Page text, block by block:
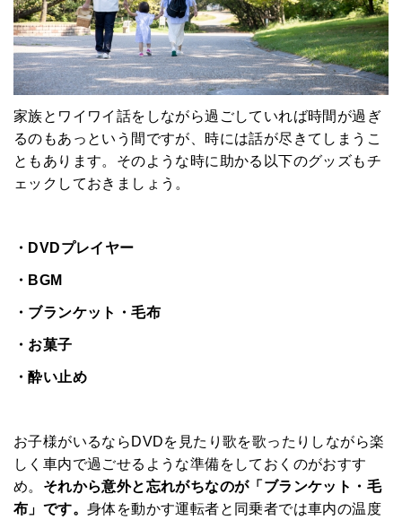
家族とワイワイ話をしながら過ごしていれば時間が過ぎ
るのもあっという間ですが、時には話が尽きてしまうこ
ともあります。そのような時に助かる以下のグッズもチ
ェックしておきましょう。
・DVDプレイヤー
・BGM
・ブランケット・毛布
・お菓子
・酔い止め
お子様がいるならDVDを見たり歌を歌ったりしながら楽
しく車内で過ごせるような準備をしておくのがおすす
め。 それから意外と忘れがちなのが「ブランケット・毛
布」です。 身体を動かす運転者と同乗者では車内の温度